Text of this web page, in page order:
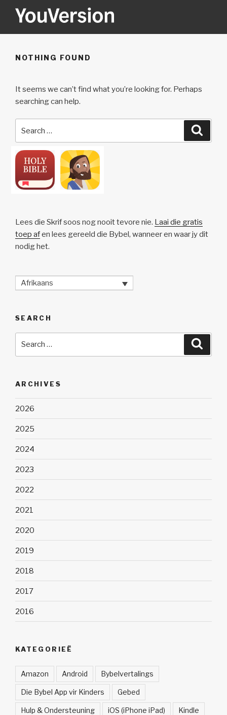
YOUVERSION
NOTHING FOUND
It seems we can’t find what you’re looking for. Perhaps
searching can help.
Lees die Skrif soos nog nooit tevore nie. Laai die gratis
toep afen lees gereeld die Bybel, wanneer en waar jy dit
nodig het.
Afrikaans
SEARCH
ARCHIVES
2026
2025
2024
2023
2022
2021
2020
2019
2018
2017
2016
KATEGORIEË
Amazon Android Bybelvertalings
Die Bybel App vir Kinders Gebed
Hulp & Ondersteuning iOS (iPhone iPad) Kindle